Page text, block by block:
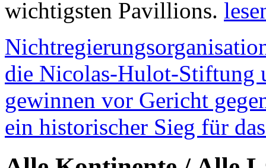
wichtigsten Pavillions.
die Nicolas-Hulot-Stiftung
gewinnen vor Gericht
ein historischer Sieg für